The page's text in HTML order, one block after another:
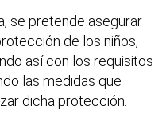
se pretende asegurar
de los niños,
así con los requisitos
las medidas que
dicha protección.